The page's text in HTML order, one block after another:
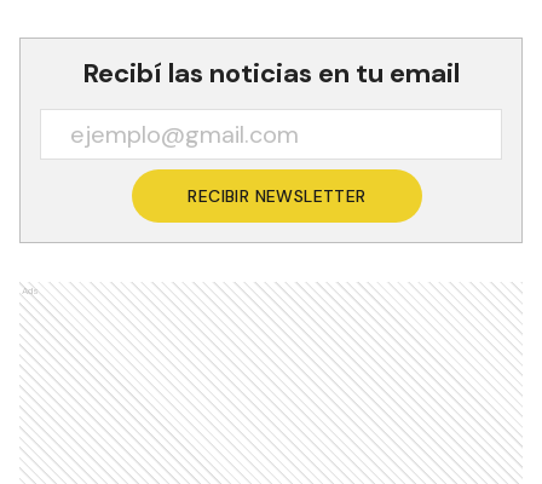
Recibí las noticias en tu email
RECIBIR NEWSLETTER
Ads